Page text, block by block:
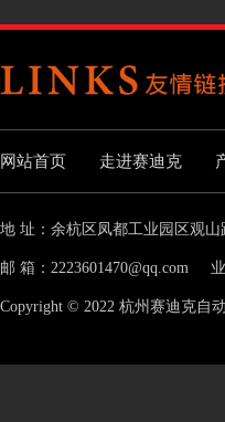
网站首页 走进赛迪克
地 址：余杭区凤都工业园区观山
邮 箱：2223601470@qq.com 业
Copyright © 2022 杭州赛迪克自